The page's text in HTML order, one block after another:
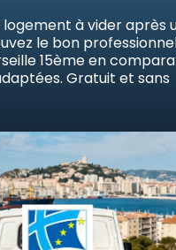
à vider après
le bon
15ème en
Gratuit et sans